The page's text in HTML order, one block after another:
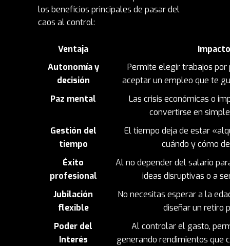
los beneficios principales de pasar del
caos al control:
Ventaja
Autonomía y
decisión
Permite elegir trabajos por
aceptar un empleo que te
Paz mental
Las crisis económicas o
convertirse en
Gestión del
tiempo
El tiempo deja de estar
cuándo y cómo
Éxito
profesional
Al no depender del salario
ideas disruptivas o a
Jubilación
flexible
No necesitas esperar a la
diseñar un retiro
Poder del
Interés
Al controlar el gasto,
generando rendimientos que